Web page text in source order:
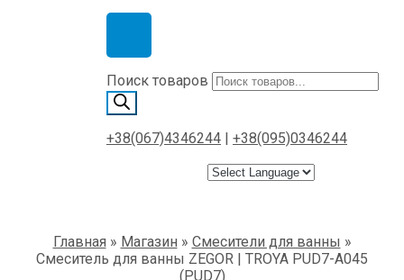
Поиск товаров
+38(067)4346244 +38(095)0346244
Главная » Магазин » Смесители для ванны »
Смеситель для ванны ZEGOR | TROYA PUD7-A045
(PUD7)